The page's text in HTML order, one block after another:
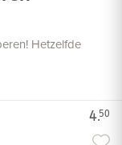
Hetzelfde
4.50